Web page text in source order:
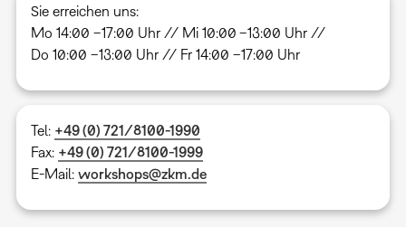
Sie erreichen uns:
Mo 14:00 –17:00 Uhr // Mi 10:00 –13:00 Uhr //
Do 10:00 –13:00 Uhr // Fr 14:00 –17:00 Uhr
Tel: +49 (0) 721/8100-1990
Fax: +49 (0) 721/8100-1999
E-Mail: workshops@zkm.de